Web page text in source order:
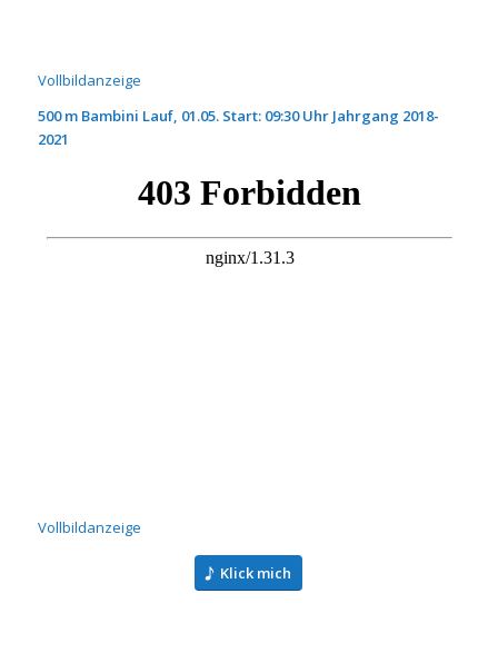
Vollbildanzeige
500 m Bambini Lauf, 01.05. Start: 09:30 Uhr Jahrgang 2018-
2021
Vollbildanzeige
Klick mich